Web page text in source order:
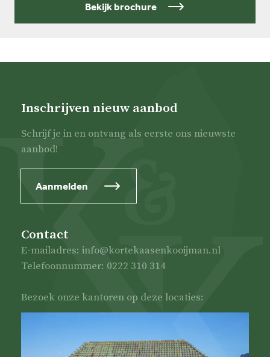
Bekijk brochure
Inschrijven nieuw aanbod
Schrijf je in en ontvang als eerste ons nieuwste
aanbod!
Aanmelden
Contact
E-mailadres: info@kortekaasenkooijman.nl
Telefoonnummer: 0222 310 314
Bezoek onze kantoren op deze locaties: